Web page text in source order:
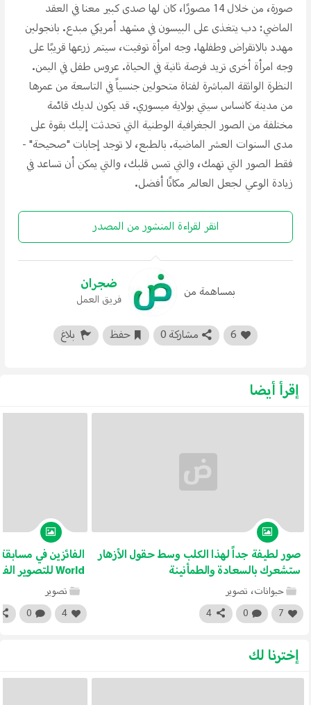
صورة، من خلال 14 مصورًا، كان لها صدى كبير معنا في العقد
الماضي: دب يتغذى على البيسون في مشهد أمريكي مبدع. بانجولين
مهدد بالانقراض وطفلها. وجه امرأة توفيت، سيتم زرعها قريبًا على
وجه امرأة أخرى تريد فرصة ثانية في الحياة. عروس طفل في اليمن.
النظرة الواثقة المباشرة لفتاة متحولين جنسياً في التاسعة من عمرها
من مدينة كانساس سيتي بولاية ميسوري. قد يكون لديك قائمة
مختلفة من الصور الجغرافية الوطنية التي تحدثت إليك بقوة على
مدى السنوات العشر الماضية. بالطبع، لا توجد إجابات "صحيحة" -
فقط الصور التي تهمك، والتي تمس قلبك، والتي يمكن أن تساعد في
زيادة الوعي لجعل العالم مكانًا أفضل.
انقر لقراءة المنشور من المصدر
بمساهمة من ضجران
فريق العمل
6 مشاركة 0 حفظ بلاغ
إقرأ أيضا
صور لطيفة جداً لهذا الكلب وسط حقول الأزهار
ستشعرك بالسعادة والطمأنينة
حيوانات، تصوير
7
4
World للتصوير الفوتوغرافي لعام 2019
تصوير
4
إخترنا لك